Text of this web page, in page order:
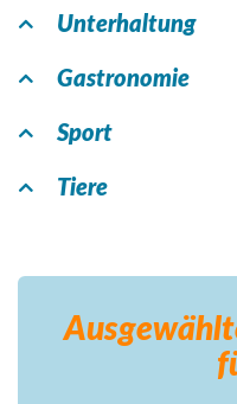
Unterhaltung
Gastronomie
Sport
Tiere